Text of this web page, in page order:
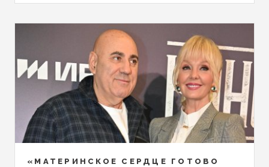
«МАТЕРИНСКОЕ СЕРДЦЕ ГОТОВО